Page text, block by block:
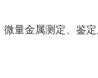
金属测定、鉴定